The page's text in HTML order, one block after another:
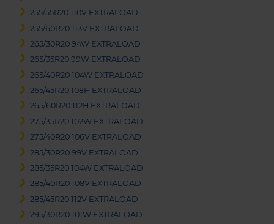
255/55R20 110V EXTRALOAD
255/60R20 113V EXTRALOAD
265/30R20 94W EXTRALOAD
265/35R20 99W EXTRALOAD
265/40R20 104W EXTRALOAD
265/45R20 108H EXTRALOAD
265/60R20 112H EXTRALOAD
275/35R20 102W EXTRALOAD
275/40R20 106V EXTRALOAD
285/30R20 99V EXTRALOAD
285/35R20 104W EXTRALOAD
285/40R20 108V EXTRALOAD
285/45R20 112V EXTRALOAD
295/30R20 101W EXTRALOAD